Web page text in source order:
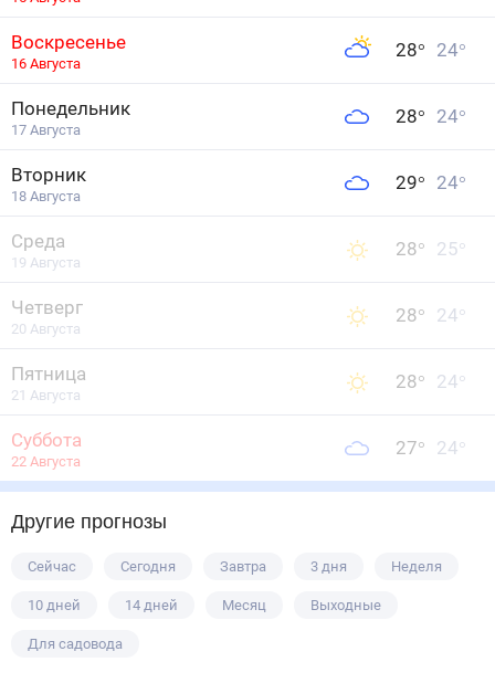
Воскресенье
16 Августа
28° 24°
Понедельник
17 Августа
28° 24°
Вторник
18 Августа
29° 24°
Среда
19 Августа
28° 25°
Четверг
20 Августа
28° 24°
Пятница
21 Августа
28° 24°
Суббота
22 Августа
27° 24°
Другие прогнозы
Сейчас Сегодня Завтра 3 дня Неделя
10 дней 14 дней Месяц Выходные
Для садовода